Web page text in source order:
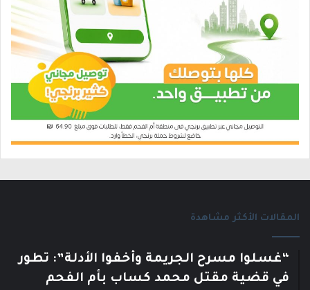
المقالات الأكثر مشاهدة
“غسلوا مسرح الجريمة وأخفوا الأدلة”: تطور
في قضية مقتل محمد كساب بأم الفحم